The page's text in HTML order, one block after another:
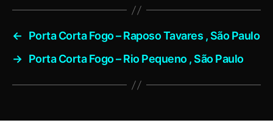
←
Porta Corta Fogo – Raposo Tavares , São Paulo
→ Porta Corta Fogo – Rio Pequeno , São Paulo